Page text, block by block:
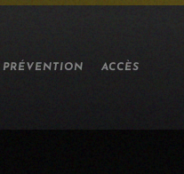
PRÉVENTION ACCÈS